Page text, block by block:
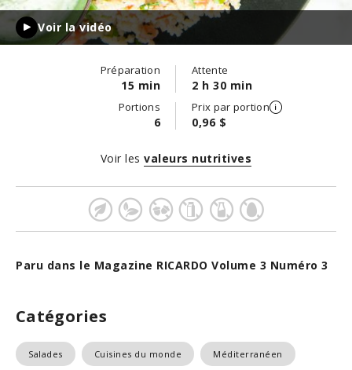
Voir la vidéo
Préparation
15 min
Attente
2 h 30 min
Portions
6
Prix par portion
0,96 $
Paru dans le Magazine RICARDO Volume 3 Numéro 3
Voir les valeurs nutritives
Catégories
Salades Cuisines du monde Méditerranéen